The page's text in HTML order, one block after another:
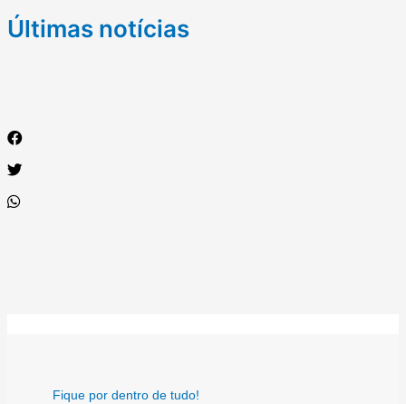
Últimas notícias
Fique por dentro de tudo!